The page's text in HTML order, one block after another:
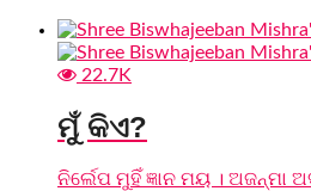
22.7K
ମୁଁ କିଏ?
ନିର୍ଲେପ ମୁହିଁ ଜ୍ଞାନ ମୟ ।